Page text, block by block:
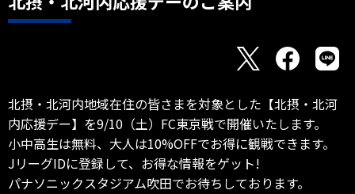
北摂・北河内地域在住の皆さまを対象とした【北摂・北河
内応援デー】を9/10（土）FC東京戦で開催いたします。
小中高生は無料、大人は10%OFFでお得に観戦できます。
JリーグIDに登録して、お得な情報をゲット!
パナソニックスタジアム吹田でお待ちしております。